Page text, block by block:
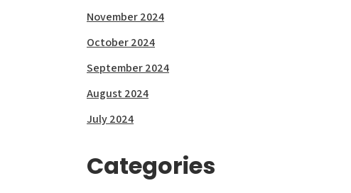
November 2024
October 2024
September 2024
August 2024
July 2024
Categories